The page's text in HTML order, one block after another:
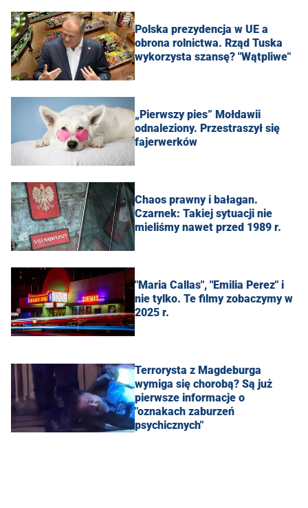
Polska prezydencja w UE a
obrona rolnictwa. Rząd Tuska
wykorzysta szansę? "Wątpliwe"
„Pierwszy pies” Mołdawii
odnaleziony. Przestraszył się
fajerwerków
Chaos prawny i bałagan.
Czarnek: Takiej sytuacji nie
mieliśmy nawet przed 1989 r.
"Maria Callas", "Emilia Perez" i
nie tylko. Te filmy zobaczymy w
2025 r.
Terrorysta z Magdeburga
wymiga się chorobą? Są już
pierwsze informacje o
"oznakach zaburzeń
psychicznych"